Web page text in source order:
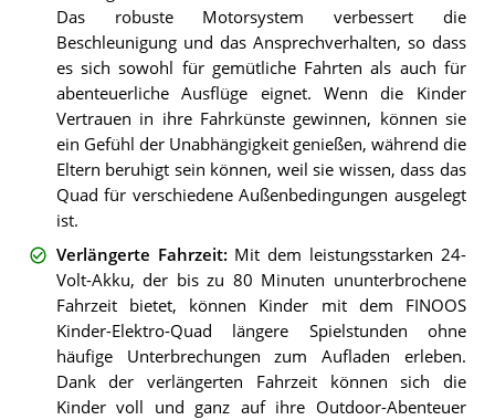
Das robuste Motorsystem verbessert die
Beschleunigung und das Ansprechverhalten, so dass
es sich sowohl für gemütliche Fahrten als auch für
abenteuerliche Ausflüge eignet. Wenn die Kinder
Vertrauen in ihre Fahrkünste gewinnen, können sie
ein Gefühl der Unabhängigkeit genießen, während die
Eltern beruhigt sein können, weil sie wissen, dass das
Quad für verschiedene Außenbedingungen ausgelegt
ist.
Verlängerte Fahrzeit: Mit dem leistungsstarken 24-
Volt-Akku, der bis zu 80 Minuten ununterbrochene
Fahrzeit bietet, können Kinder mit dem FINOOS
Kinder-Elektro-Quad längere Spielstunden ohne
häufige Unterbrechungen zum Aufladen erleben.
Dank der verlängerten Fahrzeit können sich die
Kinder voll und ganz auf ihre Outdoor-Abenteuer